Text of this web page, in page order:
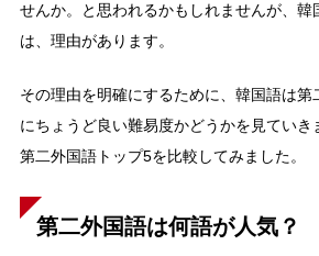
せんか。と思われるかもしれませんが、韓
は、理由があります。
その理由を明確にするために、韓国語は第
にちょうど良い難易度かどうかを見ていき
第二外国語トップ5を比較してみました。
第二外国語は何語が人気？